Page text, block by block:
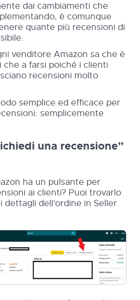
dai cambiamenti che
è comunque
quante più recensioni di
venditore Amazon sa che è
che a farsi poiché i clienti
recensioni molto
semplice ed efficace per
semplicemente
una recensione”
ha un pulsante per
ai clienti? Puoi trovarlo
dettagli dell'ordine in Seller